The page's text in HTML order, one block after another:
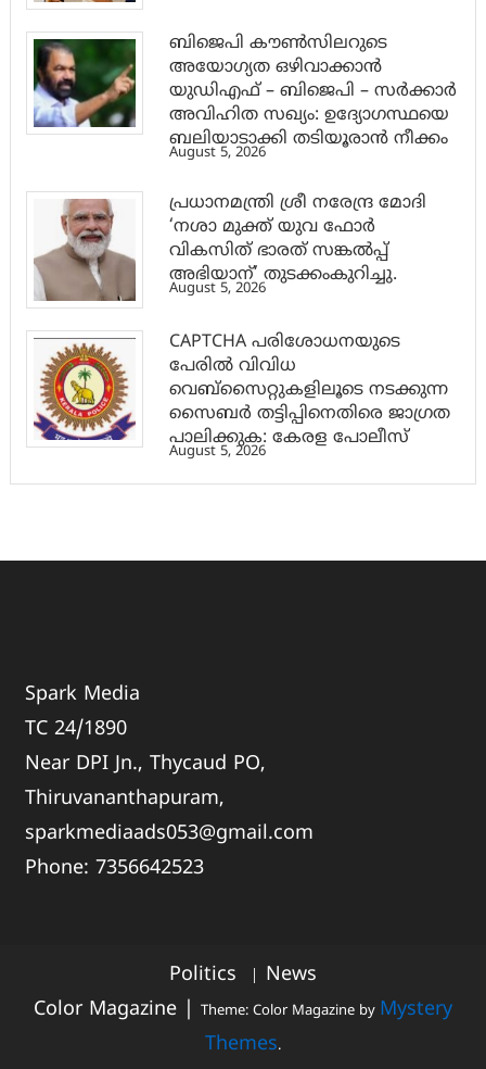
ബിജെപി കൗൺസിലറുടെ
അയോഗ്യത ഒഴിവാക്കാൻ
യുഡിഎഫ് – ബിജെപി – സർക്കാർ
അവിഹിത സഖ്യം: ഉദ്യോഗസ്ഥയെ
ബലിയാടാക്കി തടിയൂരാൻ നീക്കം
August 5, 2026
പ്രധാനമന്ത്രി ശ്രീ നരേന്ദ്ര മോദി
‘നശാ മുക്ത് യുവ ഫോർ
വികസിത് ഭാരത് സങ്കൽപ്പ്
അഭിയാന്’ തുടക്കംകുറിച്ചു.
August 5, 2026
CAPTCHA പരിശോധനയുടെ
പേരില്‍ വിവിധ
വെബ്സൈറ്റുകളിലൂടെ നടക്കുന്ന
സൈബര്‍ തട്ടിപ്പിനെതിരെ ജാഗ്രത
പാലിക്കുക: കേരള പോലീസ്
August 5, 2026
Spark Media
TC 24/1890
Near DPI Jn., Thycaud PO,
Thiruvananthapuram,
sparkmediaads053@gmail.com
Phone:7356642523
Politics
News
Color Magazine
Theme: Color Magazine by Mystery
Themes.